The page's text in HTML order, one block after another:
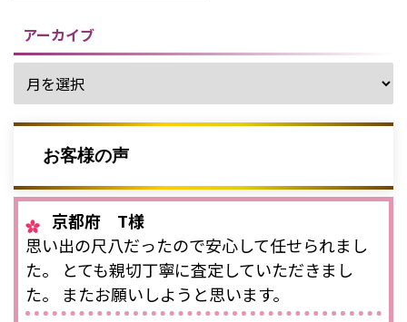
アーカイブ
お客様の声
京都府 T様
思い出の尺八だったので安心して任せられまし
た。 とても親切丁寧に査定していただきまし
た。 またお願いしようと思います。